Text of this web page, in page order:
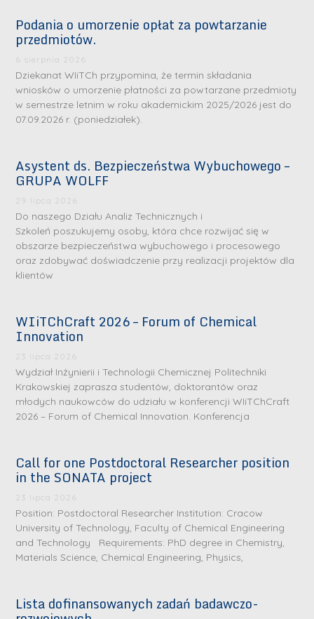
Podania o umorzenie opłat za powtarzanie
przedmiotów.
6 sierpnia 2026
Dziekanat WIiTCh przypomina, że termin składania
wniosków o umorzenie płatności za powtarzane przedmioty
w semestrze letnim w roku akademickim 2025/2026 jest do
07.09.2026 r. (poniedziałek).
Asystent ds. Bezpieczeństwa Wybuchowego –
GRUPA WOLFF
29 lipca 2026
Do naszego Działu Analiz Technicznych i
Szkoleń poszukujemy osoby, która chce rozwijać się w
obszarze bezpieczeństwa wybuchowego i procesowego
oraz zdobywać doświadczenie przy realizacji projektów dla
klientów
WIiTChCraft 2026 – Forum of Chemical
Innovation
23 lipca 2026
Wydział Inżynierii i Technologii Chemicznej Politechniki
Krakowskiej zaprasza studentów, doktorantów oraz
młodych naukowców do udziału w konferencji WIiTChCraft
2026 – Forum of Chemical Innovation. Konferencja
Call for one Postdoctoral Researcher position
in the SONATA project
23 lipca 2026
Position: Postdoctoral Researcher Institution: Cracow
University of Technology, Faculty of Chemical Engineering
and Technology Requirements: PhD degree in Chemistry,
Materials Science, Chemical Engineering, Physics,
Lista dofinansowanych zadań badawczo-